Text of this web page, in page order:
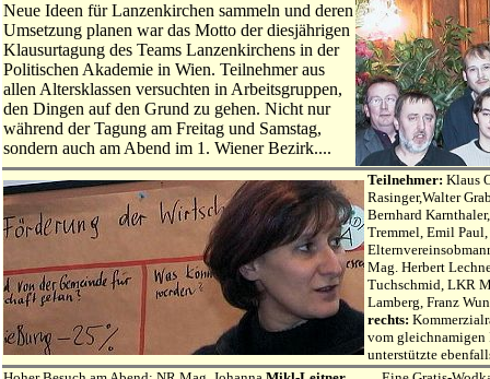
Neue Ideen für Lanzenkirchen sammeln und deren
Umsetzung planen war das Motto der diesjährigen
Klausurtagung des Teams Lanzenkirchens in der
Politischen Akademie in Wien. Teilnehmer aus
allen Altersklassen versuchten in Arbeitsgruppen,
den Dingen auf den Grund zu gehen. Nicht nur
während der Tagung am Freitag und Samstag,
sondern auch am Abend im 1. Wiener Bezirk....
Teilnehmer: Klaus
Rasinger,Walter
Bernhard
Tremmel, Emil
Mag. Herbert
Tuchschmid, LKR
Lamberg, Franz
rechts:
vom gleichnamigen
unterstützte